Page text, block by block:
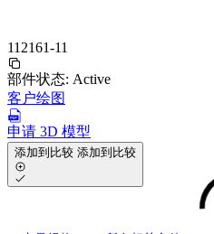
112161-11
部件状态: Active
客户绘图
申请 3D 模型
添加到比较 添加到比较